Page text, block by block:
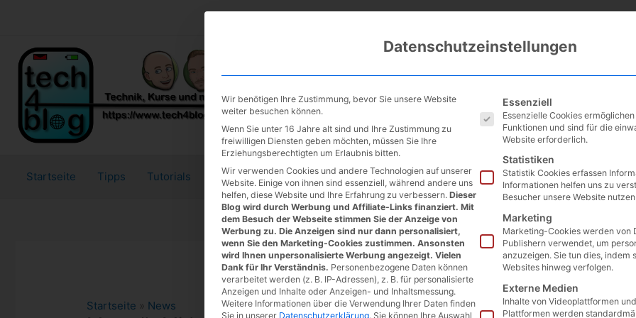
Startseite Tipps Tutorials Tests
Startseite » News
Datenschutzeinstellungen
Wir benötigen Ihre Zustimmung, bevor Sie unsere Website
weiter besuchen können.
Wenn Sie unter 16 Jahre alt sind und Ihre Zustimmung zu
freiwilligen Diensten geben möchten, müssen Sie Ihre
Erziehungsberechtigten um Erlaubnis bitten.
Wir verwenden Cookies und andere Technologien auf unserer
Website. Einige von ihnen sind essenziell, während andere uns
helfen, diese Website und Ihre Erfahrung zu verbessern. Dieser
Blog wird durch Werbung und Affiliate-Links finanziert. Mit
dem Besuch der Webseite stimmen Sie der Anzeige von
Werbung zu. Die Anzeigen sind nur dann personalisiert,
wenn Sie den Marketing-Cookies zustimmen. Ansonsten
wird Ihnen unpersonalisierte Werbung angezeigt. Vielen
Dank für Ihr Verständnis. Personenbezogene Daten können
verarbeitet werden (z. B. IP-Adressen), z. B. für personalisierte
Anzeigen und Inhalte oder Anzeigen- und Inhaltsmessung.
Weitere Informationen über die Verwendung Ihrer Daten finden
Sie in unserer Datenschutzerklärung. Sie können Ihre Auswahl
Es folgt eine Liste der
Essenziell
Essenzielle Cookies
Funktionen und sind für die
Website erforderlich.
Statistiken
Statistik Cookies erfassen
Informationen helfen uns zu
Besucher unsere Website
Marketing
Marketing-Cookies werden von
Publishern verwendet, um
anzuzeigen. Sie tun dies, indem
Websites hinweg verfolgen.
Externe Medien
Inhalte von Videoplattformen
Plattformen werden